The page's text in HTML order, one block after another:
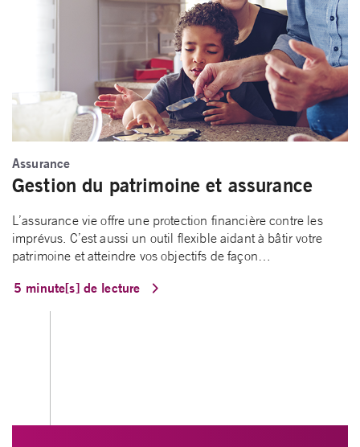
Assurance
Gestion du patrimoine et assurance
L’assurance vie offre une protection financière contre les
imprévus. C’est aussi un outil flexible aidant à bâtir votre
patrimoine et atteindre vos objectifs de façon…
5 minute[s] de lecture